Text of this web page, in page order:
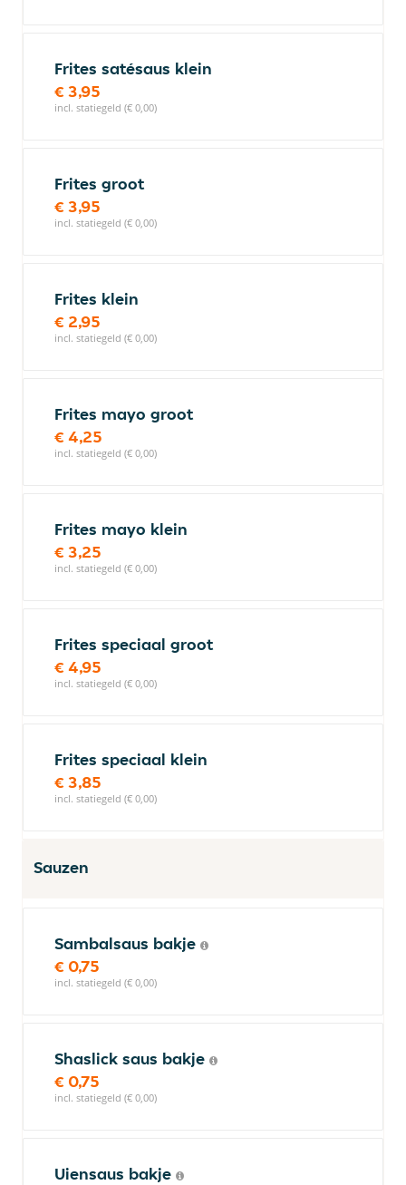
Frites satésaus klein
€ 3,95
incl. statiegeld (€ 0,00)
Frites groot
€ 3,95
incl. statiegeld (€ 0,00)
Frites klein
€ 2,95
incl. statiegeld (€ 0,00)
Frites mayo groot
€ 4,25
incl. statiegeld (€ 0,00)
Frites mayo klein
€ 3,25
incl. statiegeld (€ 0,00)
Frites speciaal groot
€ 4,95
incl. statiegeld (€ 0,00)
Frites speciaal klein
€ 3,85
incl. statiegeld (€ 0,00)
Sauzen
Sambalsaus bakje
€ 0,75
incl. statiegeld (€ 0,00)
Shaslick saus bakje
€ 0,75
incl. statiegeld (€ 0,00)
Uiensaus bakje